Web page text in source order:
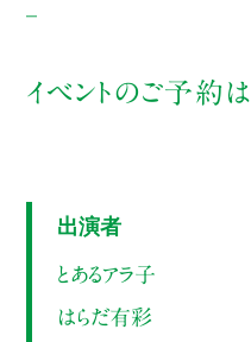
イベントのご予約は
出演者
とあるアラ子
はらだ有彩